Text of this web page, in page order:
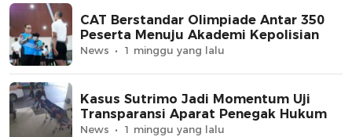
CAT Berstandar Olimpiade Antar 350
Peserta Menuju Akademi Kepolisian
News 1 minggu yang lalu
Kasus Sutrimo Jadi Momentum Uji
Transparansi Aparat Penegak Hukum
News 1 minggu yang lalu